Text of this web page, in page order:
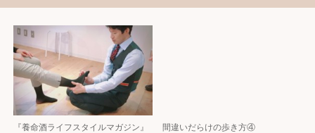
『養命酒ライフスタイルマガジン』
間違いだらけの歩き方④